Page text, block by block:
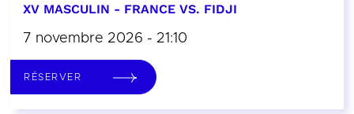
XV MASCULIN - FRANCE VS. FIDJI
7 novembre 2026 - 21:10
RÉSERVER